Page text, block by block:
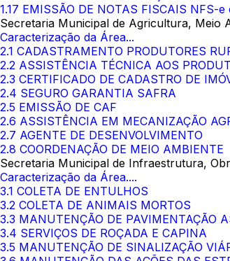
1.17 EMISSÃO DE NOTAS FISCAIS NFS-
Secretaria Municipal de Agricultura, Meio
Caracterização da Área...
2.1 CADASTRAMENTO PRODUTORES
2.2 ASSISTÊNCIA TÉCNICA AOS
2.3 CERTIFICADO DE CADASTRO DE
2.4 SEGURO GARANTIA SAFRA
2.5 EMISSÃO DE CAF
2.6 ASSISTÊNCIA EM MECANIZAÇÃO
2.7 AGENTE DE DESENVOLVIMENTO
2.8 COORDENAÇÃO DE MEIO AMBIENTE
Secretaria Municipal de Infraestrutura,
Caracterização da Área....
3.1 COLETA DE ENTULHOS
3.2 COLETA DE ANIMAIS MORTOS
3.3 MANUTENÇÃO DE PAVIMENTAÇÃO
3.4 SERVIÇOS DE ROÇADA E CAPINA
3.5 MANUTENÇÃO DE SINALIZAÇÃO